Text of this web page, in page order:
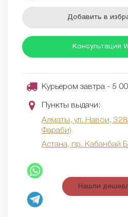
Добавить в
Консультация
Курьером завтра - 5
Пункты выдачи:
Алматы, ул. Навои,
Фараби)
Астана, пр. Кабанбай
Нашли